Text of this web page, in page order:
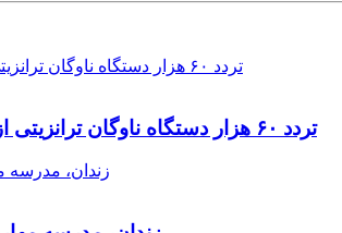
تردد ۶۰ هزار دستگاه ناوگان ترانزیتی از پایانه‌های مرزی آذربایجان ‌غربی